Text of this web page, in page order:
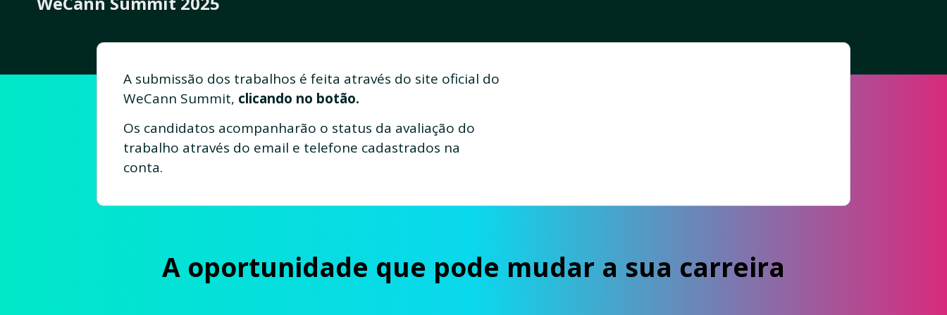
A submissão dos trabalhos é feita através do site oficial do
WeCann Summit, clicando no botão.
Os candidatos acompanharão o status da avaliação do
trabalho através do email e telefone cadastrados na
conta.
A oportunidade que pode mudar a sua carreira